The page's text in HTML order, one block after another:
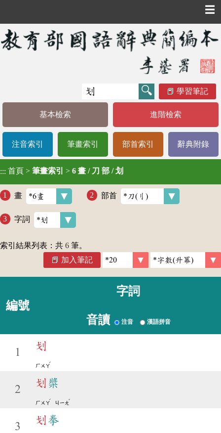
☰
學習筆記
基本檢索 進階檢索
注音索引 筆畫索引 部首索引 辭典附錄
::: 首頁 > 筆畫索引 > 6 畫 / 刀 部 / 划
畫 部首
字詞
索引結果列表：共 6 筆。
加入筆記
編號
字詞
音讀 注音 漢語拼音
1
划
ㄏㄨㄚ
ˊ
2
划 槳
ㄏㄨㄚ
ˊ
ㄐㄧㄤ
ˇ
3
划 拳